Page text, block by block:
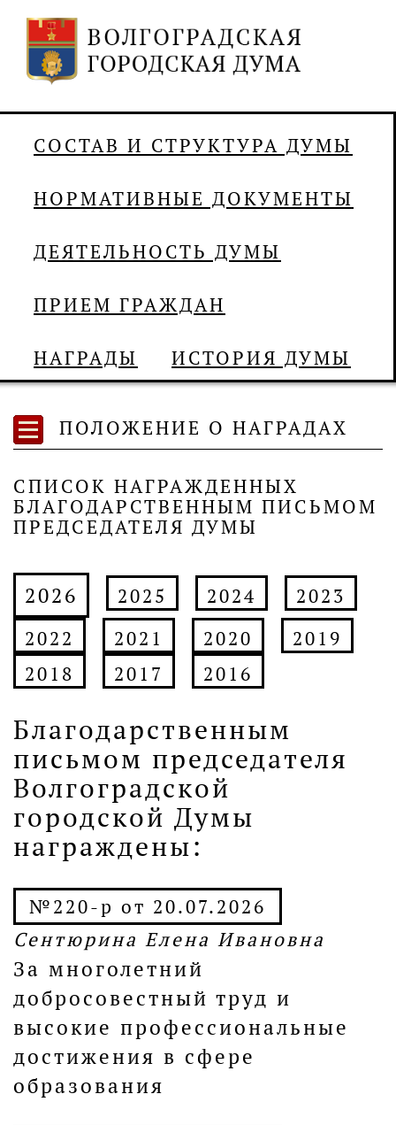
СОСТАВ И СТРУКТУРА ДУМЫ
НОРМАТИВНЫЕ ДОКУМЕНТЫ
ДЕЯТЕЛЬНОСТЬ ДУМЫ
ПРИЕМ ГРАЖДАН
НАГРАДЫ ИСТОРИЯ ДУМЫ
ПОЛОЖЕНИЕ О НАГРАДАХ
СПИСОК НАГРАЖДЕННЫХ
БЛАГОДАРСТВЕННЫМ ПИСЬМОМ
ПРЕДСЕДАТЕЛЯ ДУМЫ
2026 2025 2024
2023
2022
2021 2020
2019
2018
2017 2016
Благодарственным
письмом председателя
Волгоградской
городской Думы
награждены:
№220-р от 20.07.2026
Сентюрина Елена Ивановна
За многолетний
добросовестный труд и
высокие профессиональные
достижения в сфере
образования